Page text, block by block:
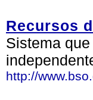
Recursos
Sistema
http://